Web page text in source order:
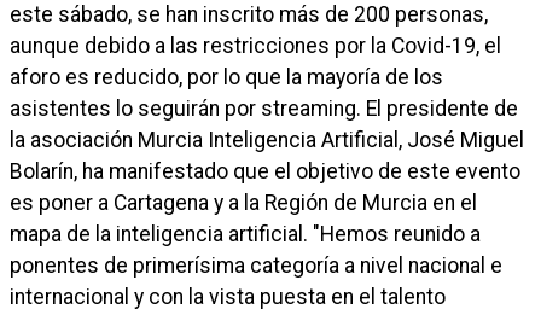
este sábado, se han inscrito más de 200 personas,
aunque debido a las restricciones por la Covid-19, el
aforo es reducido, por lo que la mayoría de los
asistentes lo seguirán por streaming. El presidente de
la asociación Murcia Inteligencia Artificial, José Miguel
Bolarín, ha manifestado que el objetivo de este evento
es poner a Cartagena y a la Región de Murcia en el
mapa de la inteligencia artificial. "Hemos reunido a
ponentes de primerísima categoría a nivel nacional e
internacional y con la vista puesta en el talento